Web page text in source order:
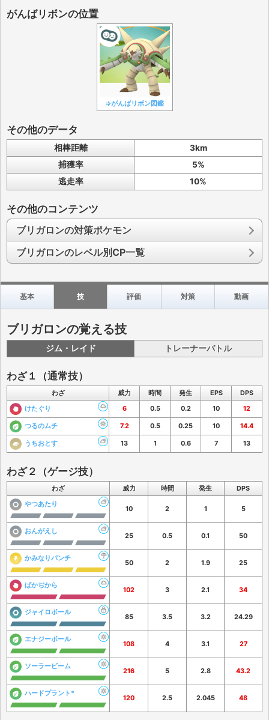
がんばリボンの位置
⇒がんばリボン図鑑
その他のデータ
相棒距離
3km
捕獲率
5%
逃走率
10%
その他のコンテンツ
ブリガロンの対策ポケモン
ブリガロンのレベル別CP一覧
基本 技 評価 対策 動画
ブリガロンの覚える技
ジム・レイド トレーナーバトル
わざ１（通常技）
わざ 威力 時間 発生 EPS
DPS
けたぐり
6 0.5 0.2 10 12
つるのムチ 7.2 0.5 0.25 10 14.4
うちおとす 13 1 0.6 7 13
わざ２（ゲージ技）
わざ 威力 時間 発生
DPS
やつあたり
10 2 1 5
おんがえし
25 0.5 0.1 50
かみなりパンチ
50 2 1.9 25
ばかぢから
102 3 2.1 34
ジャイロボール
85 3.5 3.2 24.29
エナジーボール
108 4 3.1 27
ソーラービーム
216 5 2.8 43.2
ハードプラント*
120 2.5 2.045 48